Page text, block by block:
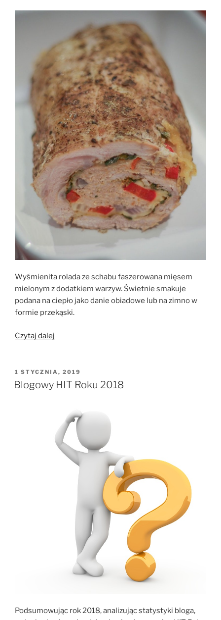
Wyśmienita rolada ze schabu faszerowana mięsem
mielonym z dodatkiem warzyw. Świetnie smakuje
podana na ciepło jako danie obiadowe lub na zimno w
formie przekąski.
Czytaj dalej
faszerowana
mięsem
OPUBLIKOWANE
W
1 STYCZNIA, 2019
Blogowy HIT Roku 2018
Podsumowując rok 2018, analizując statystyki bloga,